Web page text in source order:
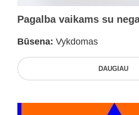
Pagalba vaikams su
Būsena: Vykdomas
DAUGIAU